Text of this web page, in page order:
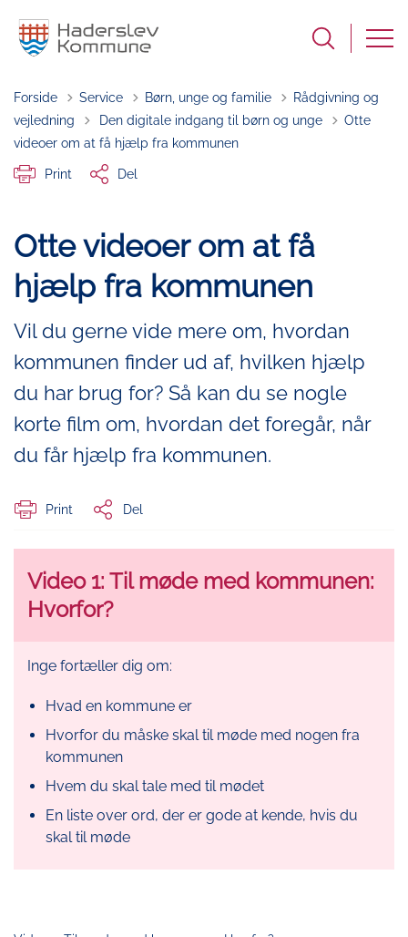
Forside Service Børn, unge og familie
Rådgivning og
vejledning
Tilbage til
Den digitale indgang til børn og unge
Otte
videoer om at få hjælp fra kommunen
Print Del
Otte videoer om at få
hjælp fra kommunen
Vil du gerne vide mere om, hvordan
kommunen finder ud af, hvilken hjælp
du har brug for? Så kan du se nogle
korte film om, hvordan det foregår, når
du får hjælp fra kommunen.
Print Del
Video 1: Til møde med kommunen:
Hvorfor?
Inge fortæller dig om:
Hvad en kommune er
Hvorfor du måske skal til møde med nogen fra
kommunen
Hvem du skal tale med til mødet
En liste over ord, der er gode at kende, hvis du
skal til møde